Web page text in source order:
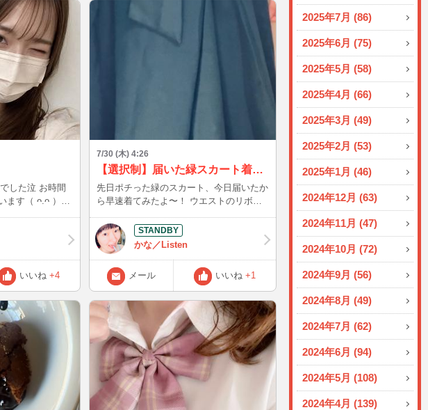
2025年7月 (86)
2025年6月 (75)
2025年5月 (58)
2025年4月 (66)
2025年3月 (49)
2025年2月 (53)
2025年1月 (46)
2024年12月 (63)
2024年11月 (47)
2024年10月 (72)
2024年9月 (56)
2024年8月 (49)
2024年7月 (62)
2024年6月 (94)
2024年5月 (108)
2024年4月 (139)
い介入って「外貨準備高（使えるお金）」
に限りがあるから、どうしても時間稼ぎに
なっちゃう部分もありますよね💦 やっぱ
り円安の根本的な原因になっている、 日
米の金利差 💴🇺🇸 財政悪化への懸念 🏛️
中東情勢（ホルムズ海峡など）の緊迫化
意味で円安に歯止めをかけるのは難しいの
かなぁ…なんて真面目に考えちゃいました
勢のニュース、知れば知るほど奥が深くて
面白いですよね！ 「為替や世界情勢、経
済の話が得意だよ〜！」「自分はこう思う
よ！」っていう詳しい方がいたら、ぜひ、
色々と教えてほしいです💬💕
した泣 お時間
ます（ ᴖ.ᴖ ）♩
いいね +4
7/30 (木) 4:26
【選択制】届いた緑スカート着てみたよ♡（黒タイツ vs 生脚どっちが好き？
先日ポチった緑のスカート、今日届いたか
ら早速着てみたよ〜！ ウエストのリボン
今足元で迷ってて… A：ちょっと大人っぽ
い「黒タイツ」 B：清楚な彼女感が出る
「生脚」 皆さんは、どっちの私が好き？
今夜23時からチャットに入るから、一番最
初に入室してくれた人のリクエストに合わ
せようかな♡ 「A」か「B」か、部屋に入
ったらすぐに教えてね！ 画面の前で待っ
てます♡
かな／Listen
メール いいね +1